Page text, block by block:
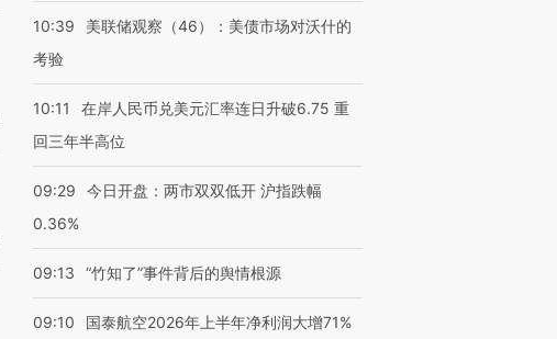
10:39
美联储观察（46）：美债市场对沃什的
考验
10:11
在岸人民币兑美元汇率连日升破6.75 重
回三年半高位
09:29
今日开盘：两市双双低开 沪指跌幅
0.36%
09:13 “竹知了”事件背后的舆情根源
09:10
国泰航空2026年上半年净利润大增71%